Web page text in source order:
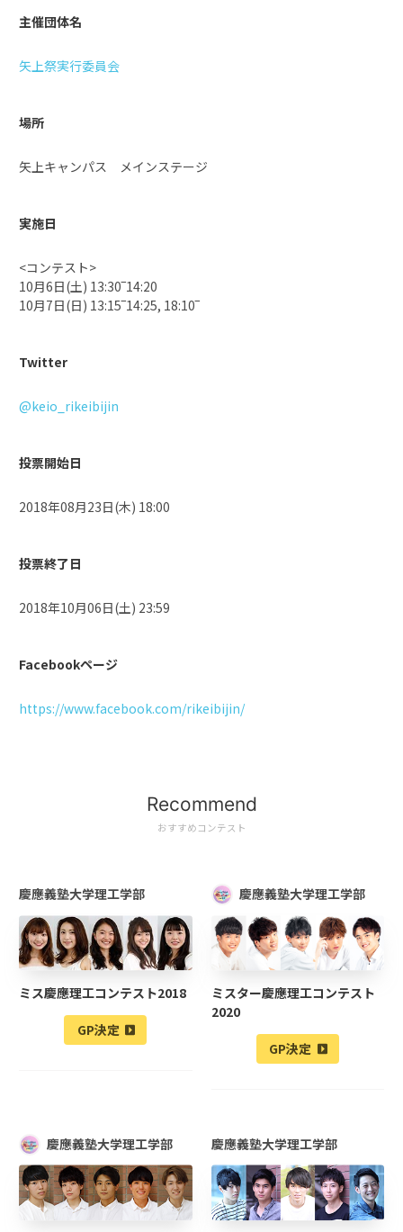
主催団体名
矢上祭実行委員会
場所
矢上キャンパス メインステージ
実施日
<コンテスト>
10月6日(土) 13:30‾14:20
10月7日(日) 13:15‾14:25, 18:10‾
Twitter
@keio_rikeibijin
投票開始日
2018年08月23日(木) 18:00
投票終了日
2018年10月06日(土) 23:59
Facebookページ
https://www.facebook.com/rikeibijin/
Recommend
おすすめコンテスト
慶應義塾大学理工学部
ミス慶應理工コンテスト2018
GP決定
慶應義塾大学理工学部
ミスター慶應理工コンテスト
2020
GP決定
慶應義塾大学理工学部 慶應義塾大学理工学部